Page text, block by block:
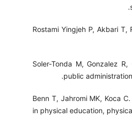
Rostami Yingjeh P, Akbari
Soler-Tonda M, Gonzalez
public
Benn T, Jahromi MK, Koca
in physical education,